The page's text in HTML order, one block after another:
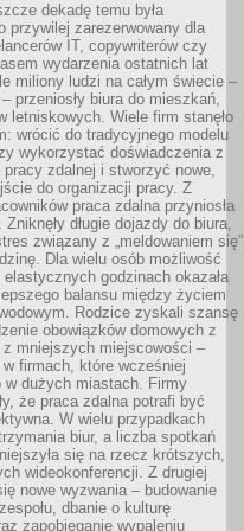
dekadę temu była
przywilej zarezerwowany dla
IT, copywriterów czy
wydarzenia ostatnich lat
miliony ludzi na całym świecie –
przeniosły biura do mieszkań,
letniskowych. Wiele firm stanęło
wrócić do tradycyjnego modelu
wykorzystać doświadczenia z
zdalnej i stworzyć nowe,
do organizacji pracy. Z
praca zdalna przyniosła
długie dojazdy do biura,
związany z „meldowaniem się”
Dla wielu osób możliwość
godzinach okazała
balansu między życiem
Rodzice zyskali szansę
obowiązków domowych z
z mniejszych miejscowości –
firmach, które wcześniej
w dużych miastach. Firmy
że praca zdalna potrafi być
W wielu przypadkach
biur, a liczba spotkań
się na rzecz krótszych,
wideokonferencji. Z drugiej
nowe wyzwania – budowanie
dbanie o kulturę
zapobieganie wypaleniu